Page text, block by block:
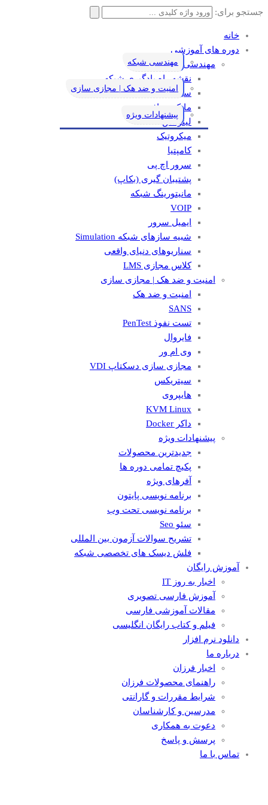
جستجو برای:
خانه
دوره های آموزشی
مهندسی شبکه
نقشه راه یادگیری شبکه
سیسکو
مایکروسافت
لینوکس
میکروتیک
کامپتیا
سرور اچ پی
پشتیبان گیری (بکاپ)
مانيتورينگ شبکه
VOIP
ایمیل سرور
شبیه سازهای شبکه Simulation
سناریوهای دنیای واقعی
کلاس مجازی LMS
امنیت و ضد هک | مجازی سازی
امنیت و ضد هک
SANS
تست نفوذ PenTest
فایروال
وی ام ور
مجازی سازی دسکتاپ VDI
سیتریکس
هایپروی
KVM Linux
داکر Docker
پیشنهادات ویژه
جدیدترین محصولات
پکیچ تمامی دوره ها
آفرهای ویژه
برنامه نویسی پایتون
برنامه نویسی تحت وب
سئو Seo
تشریح سوالات آزمون بین المللی
فلش دیسک های تخصصی شبکه
آموزش رایگان
اخبار به روز IT
آموزش فارسی تصویری
مقالات آموزشی فارسی
فیلم و کتاب رایگان انگلیسی
دانلود نرم افزار
درباره ما
اخبار فرزان
راهنمای محصولات فرزان
شرایط مقررات و گارانتی
مدرسین و کارشناسان
دعوت به همکاری
پرسش و پاسخ
تماس با ما
مهندسی شبکه
امنیت و ضد هک | مجازی سازی
پیشنهادات ویژه